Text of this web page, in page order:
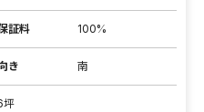
証料 100%
き 南
坪